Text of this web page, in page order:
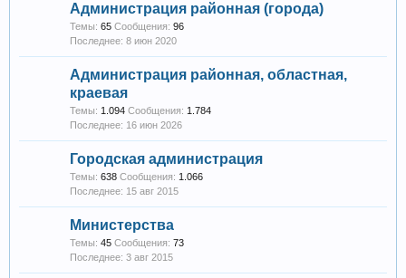
Администрация районная (города)
Темы: 65 Сообщения: 96
8 июн 2020
Администрация районная, областная,
краевая
Темы: 1.094 Сообщения: 1.784
16 июн 2026
Городская администрация
Темы: 638 Сообщения: 1.066
15 авг 2015
Министерства
Темы: 45 Сообщения: 73
3 авг 2015